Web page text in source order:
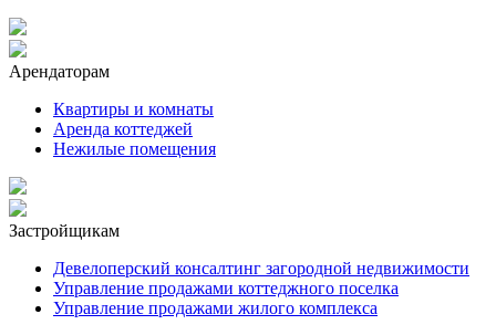
Арендаторам
Квартиры и комнаты
Аренда коттеджей
Нежилые помещения
Застройщикам
Девелоперский консалтинг загородной недвижимости
Управление продажами коттеджного поселка
Управление продажами жилого комплекса